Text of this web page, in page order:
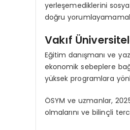
yerleşemediklerini
doğru
Vakıf
Eğitim danışmanı ve
ekonomik sebeplere
yüksek programlara
ÖSYM ve uzmanlar,
olmalarını ve bilinçli